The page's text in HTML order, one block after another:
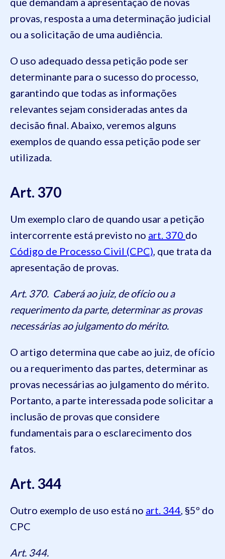
provas, resposta a uma determinação judicial
ou a solicitação de uma audiência.
O uso adequado dessa petição pode ser
determinante para o sucesso do processo,
garantindo que todas as informações
relevantes sejam consideradas antes da
decisão final. Abaixo, veremos alguns
exemplos de quando essa petição pode ser
utilizada.
Art. 370
Um exemplo claro de quando usar a petição
intercorrente está previsto no art. 370 do
Código de Processo Civil (CPC) , que trata da
apresentação de provas.
Art. 370. Caberá ao juiz, de ofício ou a
requerimento da parte, determinar as provas
necessárias ao julgamento do mérito.
O artigo determina que cabe ao juiz, de ofício
ou a requerimento das partes, determinar as
provas necessárias ao julgamento do mérito.
Portanto, a parte interessada pode solicitar a
inclusão de provas que considere
fundamentais para o esclarecimento dos
fatos.
Art. 344
Outro exemplo de uso está no art. 344 , §5º do
CPC
Art. 344.